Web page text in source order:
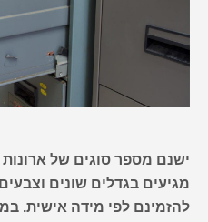
ישנם מספר סוגים של
מגיעים בגדלים שונים
להזמינם לפי מידה אישית.